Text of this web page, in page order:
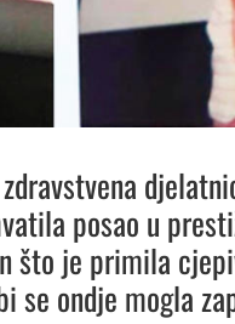
posao u
što je primila
se ondje mogla